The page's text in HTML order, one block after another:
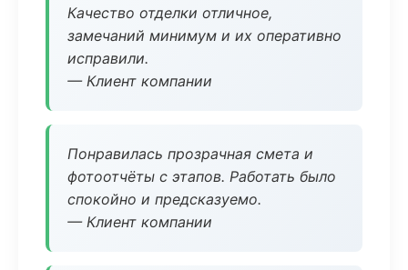
Качество отделки отличное,
замечаний минимум и их оперативно
исправили.
— Клиент компании
Понравилась прозрачная смета и
фотоотчёты с этапов. Работать было
спокойно и предсказуемо.
— Клиент компании